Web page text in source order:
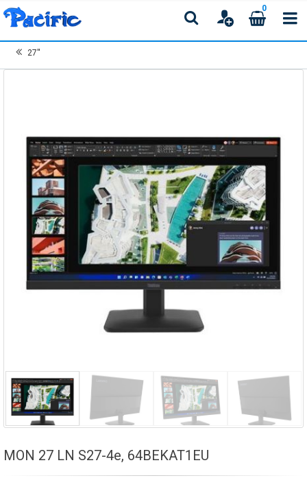
0
27''
MON 27 LN S27-4e, 64BEKAT1EU